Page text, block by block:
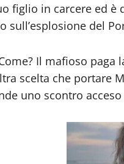
figlio in carcere ed
sull’esplosione del
Il mafioso paga
scelta che portare
uno scontro